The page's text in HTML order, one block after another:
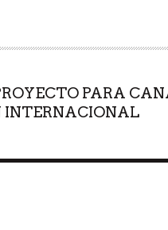
PARA
INTERNACIONAL